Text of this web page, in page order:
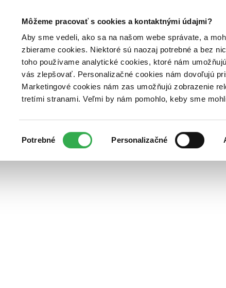
Môžeme pracovať s cookies a kontaktnými údajmi?
Aby sme vedeli, ako sa na našom webe správate, a
zbierame cookies. Niektoré sú naozaj potrebné a bez
toho používame analytické cookies, ktoré nám
vás zlepšovať. Personalizačné cookies nám dovoľujú
Marketingové cookies nám zas umožňujú zobrazenie
tretími stranami. Veľmi by nám pomohlo, keby sme
súhlasu
Potrebné Personalizačné
Poukážky Kontakt